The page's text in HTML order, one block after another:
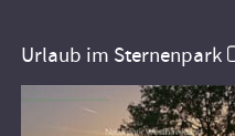
Urlaub im Sternenpark